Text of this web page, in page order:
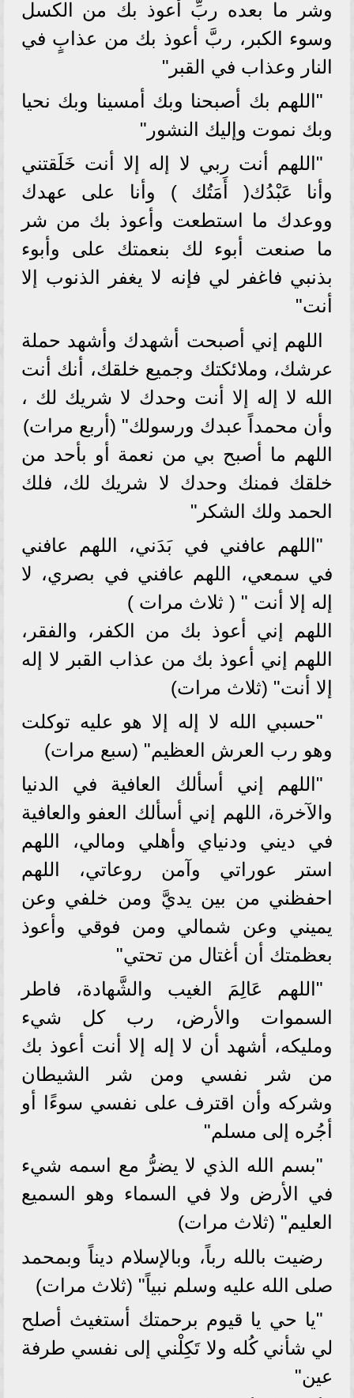
وشر ما بعده ربِّ أعوذ بك من الكسل
وسوء الكبر، ربَّ أعوذ بك من عذابٍ في
النار وعذاب في القبر"
"اللهم بك أصبحنا وبك أمسينا وبك نحيا
وبك نموت وإليك النشور"
"اللهم أنت ربي لا إله إلا أنت خَلَقتني
وأنا عَبْدُك( أَمَتُك ) وأنا على عهدك
ووعدك ما استطعت وأعوذ بك من شر
ما صنعت أبوء لك بنعمتك على وأبوء
بذنبي فاغفر لي فإنه لا يغفر الذنوب إلا
أنت"
اللهم إني أصبحت أشهدك وأشهد حملة
عرشك، وملائكتك وجميع خلقك، أنك أنت
الله لا إله إلا أنت وحدك لا شريك لك ،
وأن محمداً عبدك ورسولك" (أربع مرات)
اللهم ما أصبح بي من نعمة أو بأحد من
خلقك فمنك وحدك لا شريك لك، فلك
الحمد ولك الشكر"
"اللهم عافني في بَدَني، اللهم عافني
في سمعي، اللهم عافني في بصري، لا
إله إلا أنت " ( ثلاث مرات )
اللهم إني أعوذ بك من الكفر، والفقر،
اللهم إني أعوذ بك من عذاب القبر لا إله
إلا أنت" (ثلاث مرات)
"حسبي الله لا إله إلا هو عليه توكلت
وهو رب العرش العظيم" (سبع مرات)
"اللهم إني أسألك العافية في الدنيا
والآخرة، اللهم إني أسألك العفو والعافية
في ديني ودنياي وأهلي ومالي، اللهم
استر عوراتي وآمن روعاتي، اللهم
احفظني من بين يديَّ ومن خلفي وعن
يميني وعن شمالي ومن فوقي وأعوذ
بعظمتك أن أغتال من تحتي"
"اللهم عَالِمَ الغيب والشَّهادة، فاطر
السموات والأرض، رب كل شيء
ومليكه، أشهد أن لا إله إلا أنت أعوذ بك
من شر نفسي ومن شر الشيطان
وشركه وأن اقترف على نفسي سوءًا أو
أجُره إلى مسلم"
"بسم الله الذي لا يضرُّ مع اسمه شيء
في الأرض ولا في السماء وهو السميع
العليم" (ثلاث مرات)
رضيت بالله رباً، وبالإسلام ديناً وبمحمد
صلى الله عليه وسلم نبياً" (ثلاث مرات)
"يا حي يا قيوم برحمتك أستغيث أصلح
لي شأني كُله ولا تَكِلْني إلى نفسي طرفة
عين"